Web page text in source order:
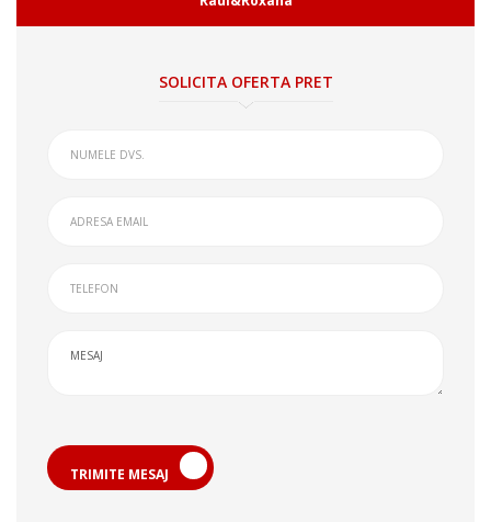
SOLICITA OFERTA PRET
TRIMITE MESAJ